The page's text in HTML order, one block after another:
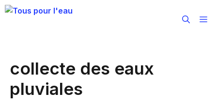
Aller
collecte des eaux
pluviales